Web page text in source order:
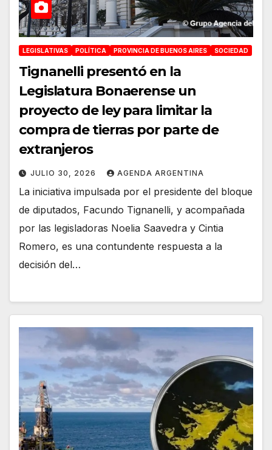
LEGISLATIVAS POLÍTICA PROVINCIA DE BUENOS AIRES SOCIEDAD
Tignanelli presentó en la
Legislatura Bonaerense un
proyecto de ley para limitar la
compra de tierras por parte de
extranjeros
JULIO 30, 2026 AGENDA ARGENTINA
La iniciativa impulsada por el presidente del bloque
de diputados, Facundo Tignanelli, y acompañada
por las legisladoras Noelia Saavedra y Cintia
Romero, es una contundente respuesta a la
decisión del…